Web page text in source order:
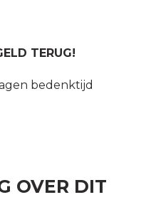
TERUG!
bedenktijd
OVER DIT